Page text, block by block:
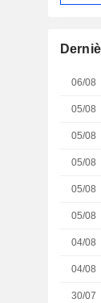
06/08
05/08
05/08
05/08
05/08
05/08
04/08
04/08
30/07